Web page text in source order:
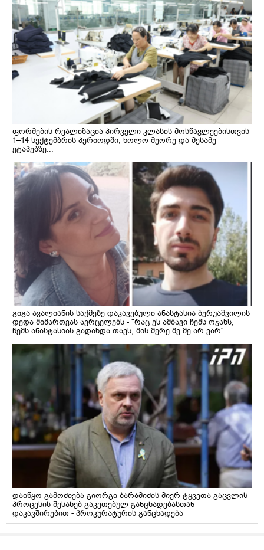
ფორმების რეალიზაცია პირველი კლასის მოსწავლეებისთვის
1–14 სექტემბრის პერიოდში, ხოლო მეორე და მესამე
ეტაპებზე...
გიგა ავალიანის საქმეზე დაკავებული ანასტასია ბერუაშვილის
დედა მიმართვას ავრცელებს - "რაც ეს ამბავი ჩემს ოჯახს,
ჩემს ანასტასიას გადახდა თავს, მის მერე მე მე არ ვარ"
დაიწყო გამოძიება გიორგი ბარამიძის მიერ ტყვეთა გაცვლის
პროცესის შესახებ გაკეთებულ განცხადებასთან
დაკავშირებით - პროკურატურის განცხადება